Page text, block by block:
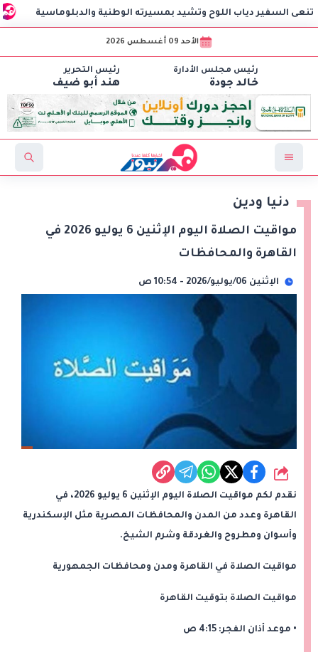
دياب اللوح وتشيد بمسيرته الوطنية والدبلوماسية
الأحد 09 أغسطس 2026
رئيس مجلس الأدارة
خالد جودة
رئيس التحرير
هند أبو ضيف
دنيا ودين
​​​​​مواقيت الصلاة اليوم الإثنين 6 يوليو 2026 في
القاهرة والمحافظات
الإثنين 06/يوليو/2026 - 10:54 ص
شارك
نقدم لكم مواقيت الصلاة اليوم الإثنين 6 يوليو 2026، في
القاهرة وعدد من المدن والمحافظات المصرية مثل الإسكندرية
وأسوان ومطروح والغردقة وشرم الشيخ.
مواقيت الصلاة في القاهرة ومدن ومحافظات الجمهورية
مواقيت الصلاة بتوقيت القاهرة
• موعد أذان الفجر: 4:15 ص